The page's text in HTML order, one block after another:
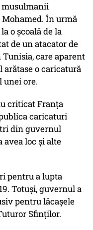
musulmanii
În urmă
o şcoală de la
de un atacator de
care aparent
arătase o caricatură
ore.
criticat Franţa
caricaturi
din guvernul
avea loc şi alte
pentru a lupta
Totuşi, guvernul a
pentru lăcaşele
Sfinţilor.